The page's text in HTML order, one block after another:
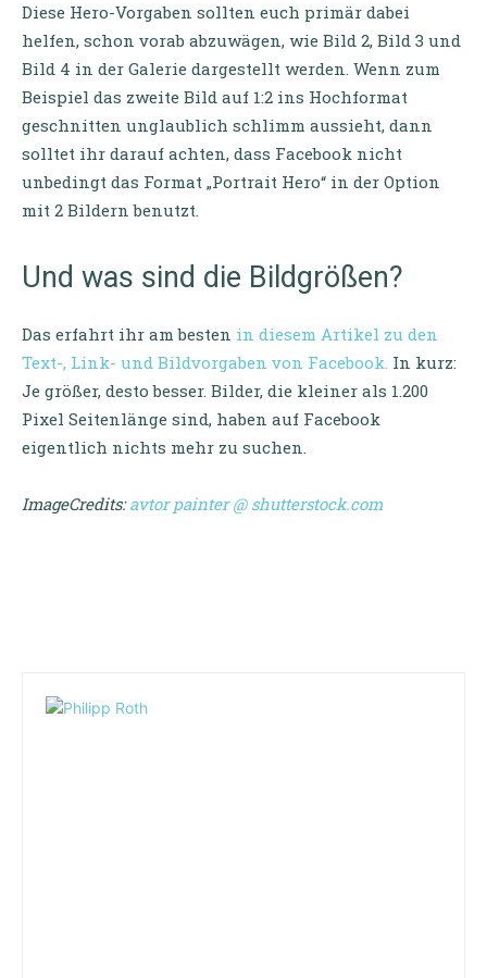
Diese Hero-Vorgaben sollten euch primär dabei
helfen, schon vorab abzuwägen, wie Bild 2, Bild 3 und
Bild 4 in der Galerie dargestellt werden. Wenn zum
Beispiel das zweite Bild auf 1:2 ins Hochformat
geschnitten unglaublich schlimm aussieht, dann
solltet ihr darauf achten, dass Facebook nicht
unbedingt das Format „Portrait Hero“ in der Option
mit 2 Bildern benutzt.
Und was sind die Bildgrößen?
Das erfahrt ihr am besten in diesem Artikel zu den
Text-, Link- und Bildvorgaben von Facebook. In kurz:
Je größer, desto besser. Bilder, die kleiner als 1.200
Pixel Seitenlänge sind, haben auf Facebook
eigentlich nichts mehr zu suchen.
ImageCredits:avtor painter @ shutterstock.com